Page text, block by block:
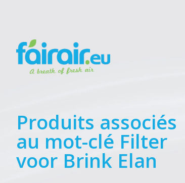
Produits associés
au mot-clé Filter
voor Brink Elan